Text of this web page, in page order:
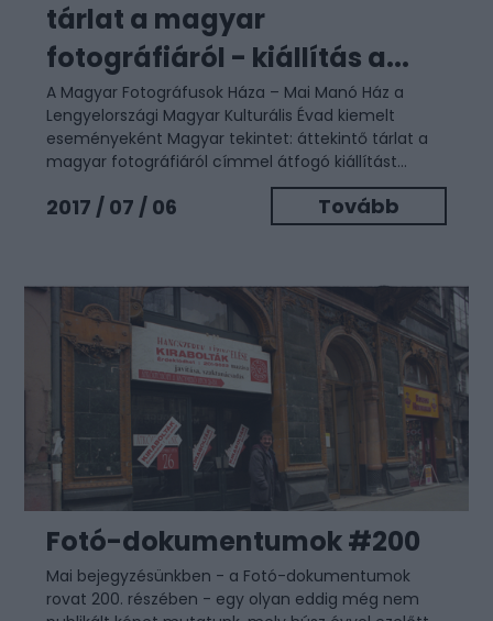
tárlat a magyar
fotográfiáról - kiállítás a...
A Magyar Fotográfusok Háza – Mai Manó Ház a
Lengyelországi Magyar Kulturális Évad kiemelt
eseményeként Magyar tekintet: áttekintő tárlat a
magyar fotográfiáról címmel átfogó kiállítást...
2017 / 07 / 06 Tovább
Fotó-dokumentumok #200
Mai bejegyzésünkben - a Fotó-dokumentumok
rovat 200. részében - egy olyan eddig még nem